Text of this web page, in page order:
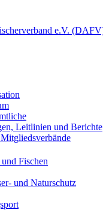
Leitlinien und Berichte
Fischen
und Naturschutz